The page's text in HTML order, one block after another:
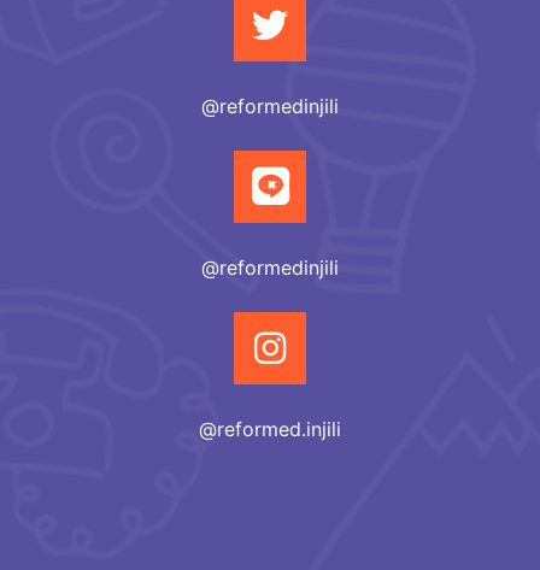
@reformedinjili
@reformedinjili
@reformed.injili